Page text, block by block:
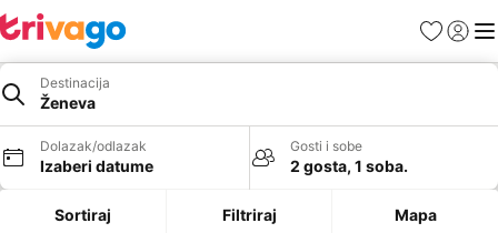
FavoritiPrijavi
Destinacija
Ženeva
Dolazak/odlazak
Izaberi datume
Gosti i sobe
2 gosta, 1 soba.
Sortiraj Filtriraj Mapa